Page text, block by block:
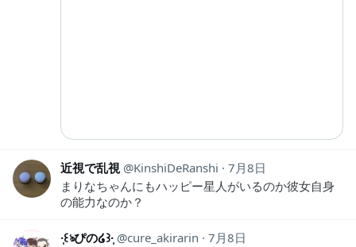
近視で乱視 KinshiDeRanshi
7月8日
まりなちゃんにもハッピー星人がいるのか彼女自身
の能力なのか？
·̩͙꒰ঌぴの໒꒱·̩͙ cure_akirarin
7月8日